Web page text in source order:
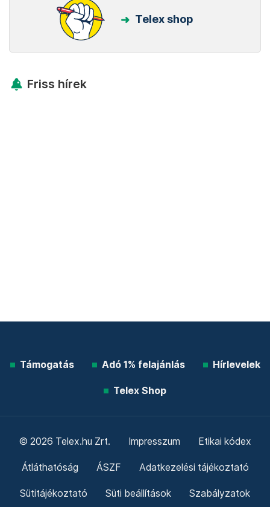
Telex shop
Friss hírek
Támogatás Adó 1% felajánlás Hírlevelek
Telex Shop
© 2026 Telex.hu Zrt. Impresszum Etikai kódex
Átláthatóság ÁSZF Adatkezelési tájékoztató
Sütitájékoztató Süti beállítások Szabályzatok